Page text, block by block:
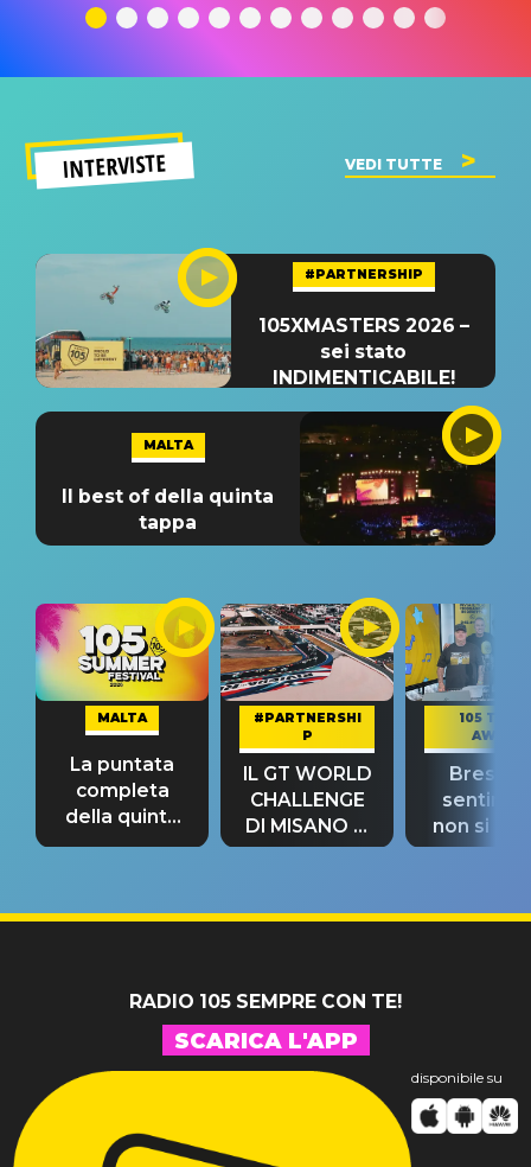
significato
del singolo
INTERVISTE VEDI TUTTE
#PARTNERSHIP
105XMASTERS 2026 –
sei stato
INDIMENTICABILE!
MALTA
Il best of della quinta
tappa
MALTA
La puntata
completa
della quinta
tappa
#PARTNERSHI
P
IL GT WORLD
CHALLENGE
DI MISANO si
riconferma
105 TAKE
AWAY
Bresh:
non si
fino alla
RADIO 105 SEMPRE CON TE!
SCARICA L'APP
disponibile su